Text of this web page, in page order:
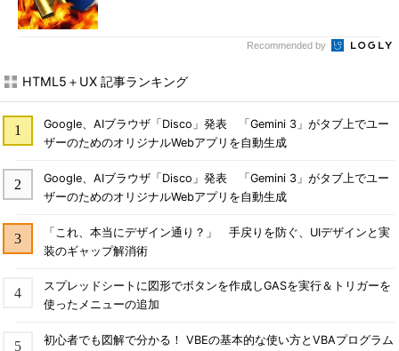
Recommended by
HTML5＋UX 記事ランキング
Google、AIブラウザ「Disco」発表 「Gemini 3」がタブ上でユー
ザーのためのオリジナルWebアプリを自動生成
Google、AIブラウザ「Disco」発表 「Gemini 3」がタブ上でユー
ザーのためのオリジナルWebアプリを自動生成
「これ、本当にデザイン通り？」 手戻りを防ぐ、UIデザインと実
装のギャップ解消術
スプレッドシートに図形でボタンを作成しGASを実行＆トリガーを
使ったメニューの追加
初心者でも図解で分かる！ VBEの基本的な使い方とVBAプログラム